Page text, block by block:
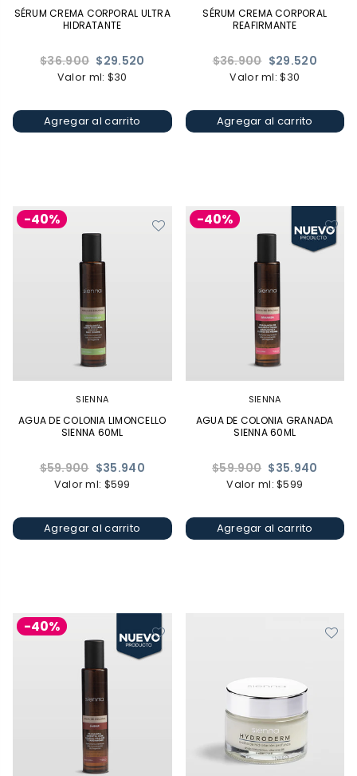
SÉRUM CREMA CORPORAL ULTRA
HIDRATANTE
Precio
habitual
$36.900 $29.520
Valor ml: $30
Agregar al carrito
SÉRUM CREMA CORPORAL
REAFIRMANTE
Precio
habitual
$36.900 $29.520
Valor ml: $30
Agregar al carrito
-40%
SIENNA
AGUA DE COLONIA LIMONCELLO
SIENNA 60ML
Precio
habitual
$59.900 $35.940
Valor ml: $599
Agregar al carrito
-40%
SIENNA
AGUA DE COLONIA GRANADA
SIENNA 60ML
Precio
habitual
$59.900 $35.940
Valor ml: $599
Agregar al carrito
-40%